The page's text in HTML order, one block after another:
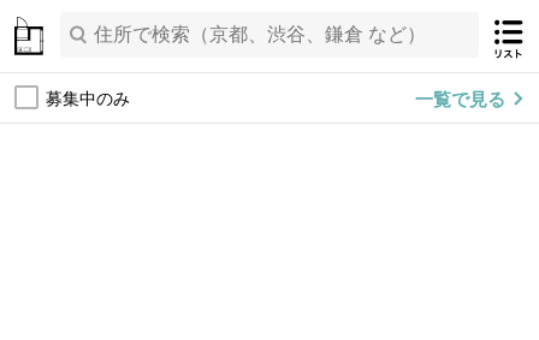
募集中のみ 一覧で見る